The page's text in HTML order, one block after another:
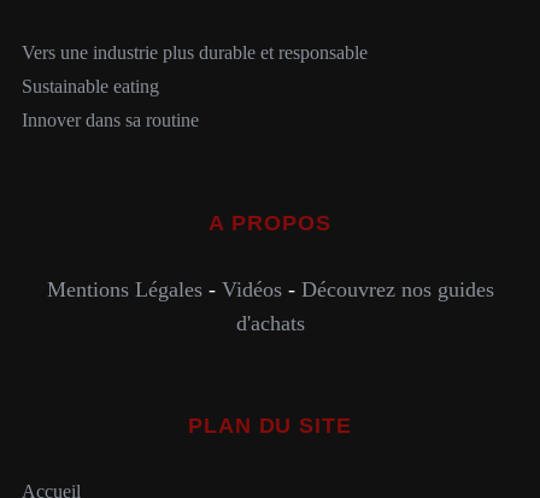
Vers une industrie plus durable et responsable
Sustainable eating
Innover dans sa routine
A PROPOS
Mentions Légales- Vidéos- Découvrez nos guides
d'achats
PLAN DU SITE
Accueil